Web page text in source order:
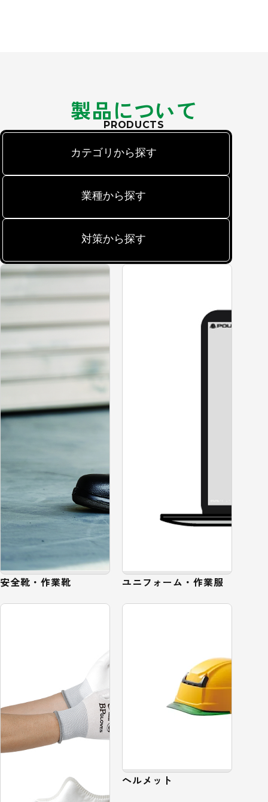
製品について
PRODUCTS
カテゴリから探す
業種から探す
対策から探す
安全靴・作業靴 ユニフォーム・作業服
ヘルメット